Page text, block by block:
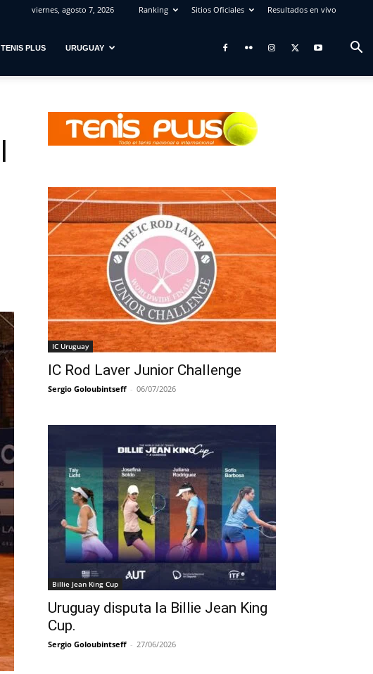
viernes, agosto 7, 2026 Ranking Sitios Oficiales Resultados en vivo
TENIS PLUS URUGUAY
IC Uruguay
IC Rod Laver Junior Challenge
Sergio Goloubintseff - 06/07/2026
Billie Jean King Cup
Uruguay disputa la Billie Jean King
Cup.
Sergio Goloubintseff - 27/06/2026